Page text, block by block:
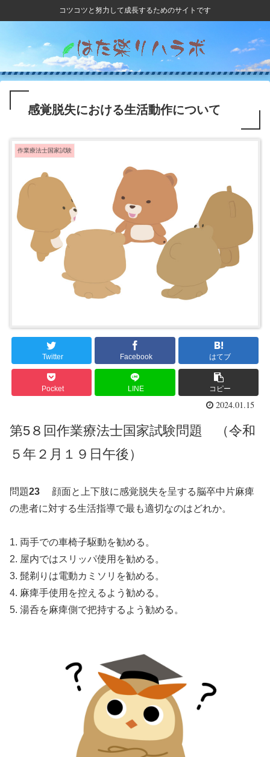
コツコツと努力して成長するためのサイトです
感覚脱失における生活動作について
作業療法士国家試験
Twitter Facebook はてブ
Pocket LINE コピー
2024.01.15
第5８回作業療法士国家試験問題 （令和
５年２月１９日午後）
問題23 顔面と上下肢に感覚脱失を呈する脳卒中片麻痺
の患者に対する生活指導で最も適切なのはどれか。
1. 両手での車椅子駆動を勧める。
2. 屋内ではスリッパ使用を勧める。
3. 髭剃りは電動カミソリを勧める。
4. 麻痺手使用を控えるよう勧める。
5. 湯呑を麻痺側で把持するよう勧める。